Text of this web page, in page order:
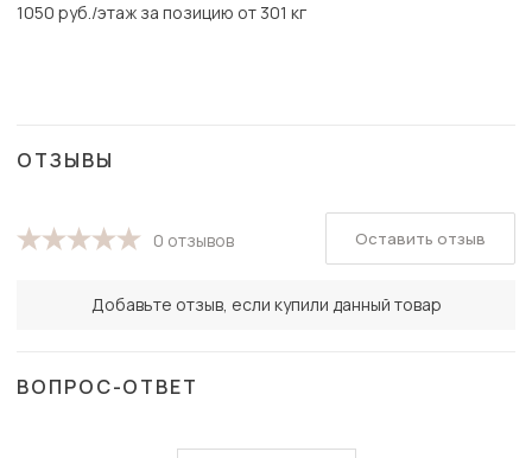
1050 руб./этаж за позицию от 301 кг
ОТЗЫВЫ
0 отзывов
Добавьте отзыв, если купили данный товар
Оставить отзыв
ВОПРОС-ОТВЕТ